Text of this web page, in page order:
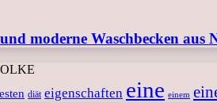
moderne Waschbecken
diät eigenschaften eine einem